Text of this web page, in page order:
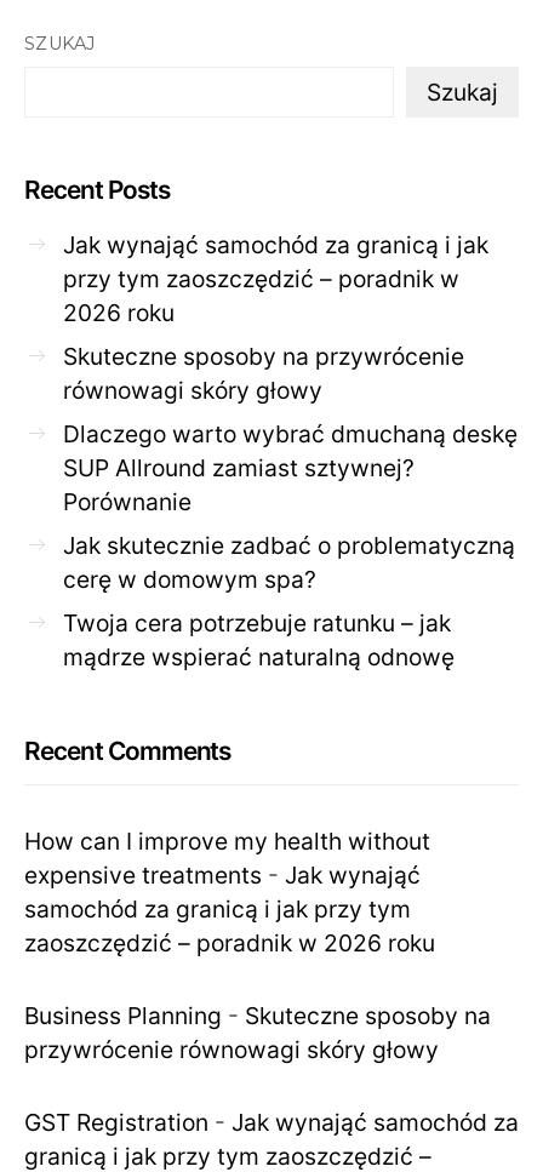
SZUKAJ
Szukaj
Recent Posts
Jak wynająć samochód za granicą i jak
przy tym zaoszczędzić – poradnik w
2026 roku
Skuteczne sposoby na przywrócenie
równowagi skóry głowy
Dlaczego warto wybrać dmuchaną deskę
SUP Allround zamiast sztywnej?
Porównanie
Jak skutecznie zadbać o problematyczną
cerę w domowym spa?
Twoja cera potrzebuje ratunku – jak
mądrze wspierać naturalną odnowę
Recent Comments
How can I improve my health without
expensive treatments - Jak wynająć
samochód za granicą i jak przy tym
zaoszczędzić – poradnik w 2026 roku
Business Planning - Skuteczne sposoby na
przywrócenie równowagi skóry głowy
GST Registration - Jak wynająć samochód za
granicą i jak przy tym zaoszczędzić –